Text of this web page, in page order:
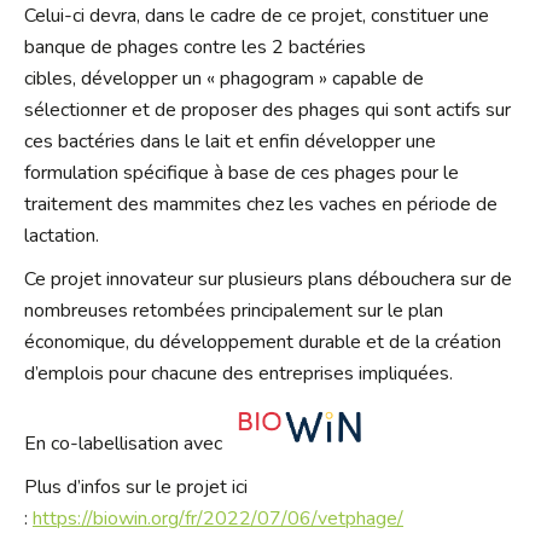
Celui-ci devra, dans le cadre de ce projet, constituer une
banque de phages contre les 2 bactéries
cibles, développer un « phagogram » capable de
sélectionner et de proposer des phages qui sont actifs sur
ces bactéries dans le lait et enfin développer une
formulation spécifique à base de ces phages pour le
traitement des mammites chez les vaches en période de
lactation.
Ce projet innovateur sur plusieurs plans débouchera sur de
nombreuses retombées principalement sur le plan
économique, du développement durable et de la création
d’emplois pour chacune des entreprises impliquées.
En co-labellisation avec
Plus d’infos sur le projet ici
: https://biowin.org/fr/2022/07/06/vetphage/